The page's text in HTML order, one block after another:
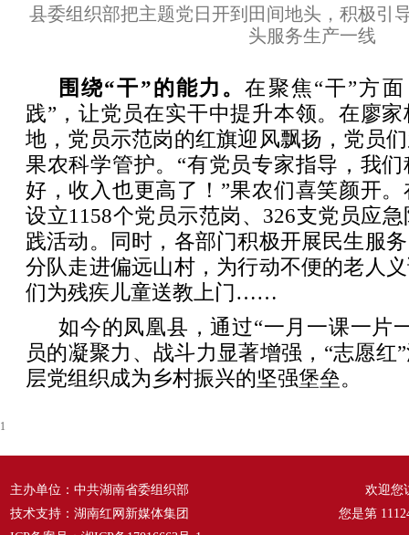
县委组织部把主题党日开到田间地头，积极引
头服务生产一线
围绕“干”的能力。在聚焦“干”方
践”，让党员在实干中提升本领。在廖
地，党员示范岗的红旗迎风飘扬，党员
果农科学管护。“有党员专家指导，我
好，收入也更高了！”果农们喜笑颜开
设立1158个党员示范岗、326支党员应
践活动。同时，各部门积极开展民生服
分队走进偏远山村，为行动不便的老人
们为残疾儿童送教上门……
如今的凤凰县，通过“一月一课一片
员的凝聚力、战斗力显著增强，“志愿红
层党组织成为乡村振兴的坚强堡垒。
1
主办单位：中共湖南省委组织部
技术支持：湖南红网新媒体集团
欢迎您
您是第